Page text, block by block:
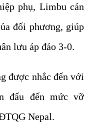
phụ, Limbu cản
đối phương, giúp
lưu áp đảo 3-0.
được nhắc đến với
đấu đến mức vỡ
Nepal.